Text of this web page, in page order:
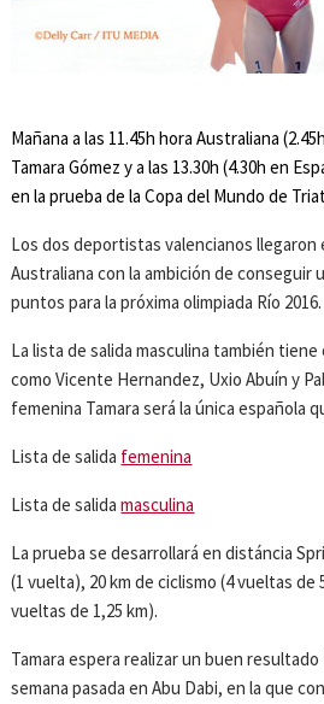
Mañana a las 11.45h hora Australiana
Tamara Gómez y a las 13.30h (4.30h en
en la prueba de la Copa del Mundo de
Los dos deportistas valencianos llegaron
Australiana con la ambición de conseguir
puntos para la próxima olimpiada Río 2016.
La lista de salida masculina también
como Vicente Hernandez, Uxio Abuín y
femenina Tamara será la única española
Lista de salida femenina
Lista de salidamasculina
La prueba se desarrollará en distáncia
(1 vuelta), 20 km de ciclismo (4 vueltas de
vueltas de 1,25 km).
Tamara espera realizar un buen
semana pasada en Abu Dabi, en la que